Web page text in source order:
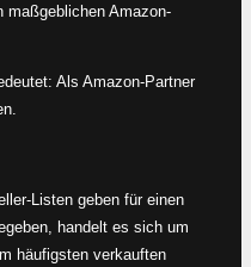
maßgeblichen Amazon-
Als Amazon-Partner
Listen geben für einen
handelt es sich um
häufigsten verkauften